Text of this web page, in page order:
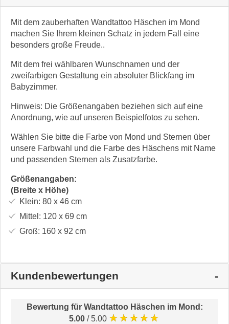
Mit dem zauberhaften Wandtattoo Häschen im Mond
machen Sie Ihrem kleinen Schatz in jedem Fall eine
besonders große Freude..
Mit dem frei wählbaren Wunschnamen und der
zweifarbigen Gestaltung ein absoluter Blickfang im
Babyzimmer.
Hinweis: Die Größenangaben beziehen sich auf eine
Anordnung, wie auf unseren Beispielfotos zu sehen.
Wählen Sie bitte die Farbe von Mond und Sternen über
unsere Farbwahl und die Farbe des Häschens mit Name
und passenden Sternen als Zusatzfarbe.
Größenangaben:
(Breite x Höhe)
Klein: 80 x 46cm
Mittel: 120 x 69 cm
Groß: 160 x 92 cm
Kundenbewertungen
Bewertung für Wandtattoo Häschen im Mond :
5.00 / 5.00 ★★★★★